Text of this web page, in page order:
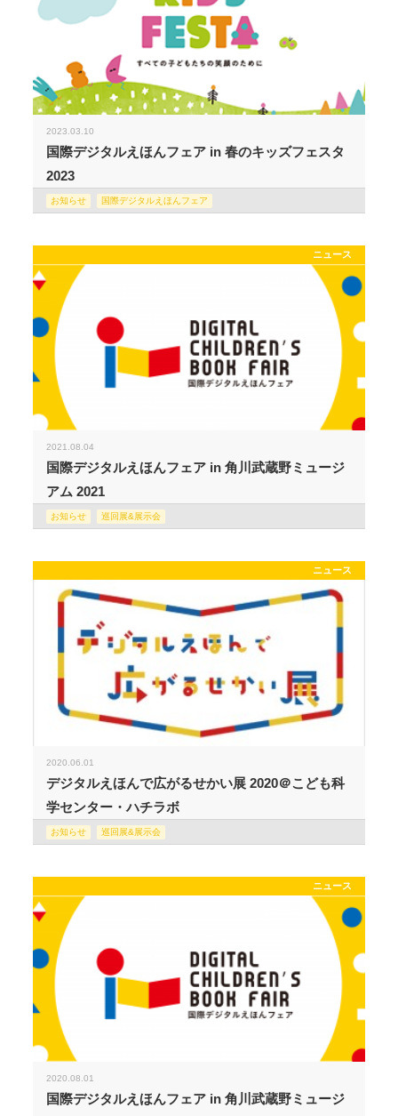
2023.03.10
国際デジタルえほんフェア in 春のキッズフェスタ
2023
お知らせ 国際デジタルえほんフェア
ニュース
2021.08.04
国際デジタルえほんフェア in 角川武蔵野ミュージ
アム 2021
お知らせ 巡回展&展示会
ニュース
2020.06.01
デジタルえほんで広がるせかい展 2020＠こども科
学センター・ハチラボ
お知らせ 巡回展&展示会
ニュース
2020.08.01
国際デジタルえほんフェア in 角川武蔵野ミュージ